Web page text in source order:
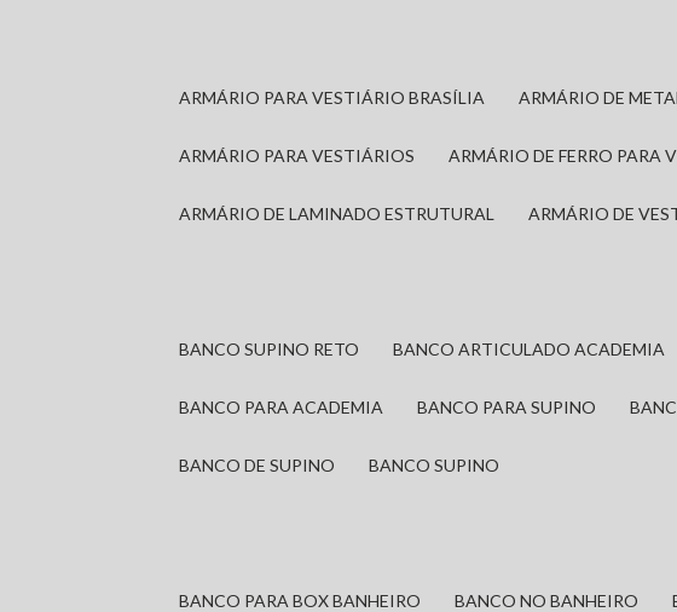
ARMÁRIO PARA VESTIÁRIO BRASÍLIA ARMÁRIO DE
ARMÁRIO PARA VESTIÁRIOS ARMÁRIO DE FERRO PARA
ARMÁRIO DE LAMINADO ESTRUTURAL ARMÁRIO DE
BANCO SUPINO RETO BANCO ARTICULADO ACADEMIA
BANCO PARA ACADEMIA BANCO PARA SUPINO
BANCO DE SUPINO BANCO SUPINO
BANCO PARA BOX BANHEIRO BANCO NO BANHEIRO